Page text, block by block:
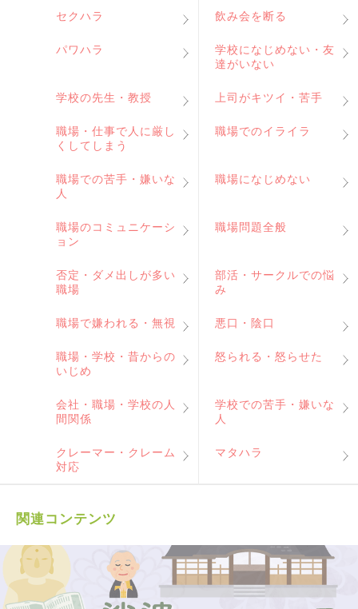
セクハラ 飲み会を断る
パワハラ
学校になじめない・友
達がいない
学校の先生・教授 上司がキツイ・苦手
職場・仕事で人に厳し
くしてしまう
職場でのイライラ
職場での苦手・嫌いな
人
職場になじめない
職場のコミュニケーシ
ョン
職場問題全般
否定・ダメ出しが多い
職場
部活・サークルでの悩
み
職場で嫌われる・無視 悪口・陰口
職場・学校・昔からの
いじめ
怒られる・怒らせた
会社・職場・学校の人
間関係
学校での苦手・嫌いな
人
クレーマー・クレーム
対応
マタハラ
関連コンテンツ